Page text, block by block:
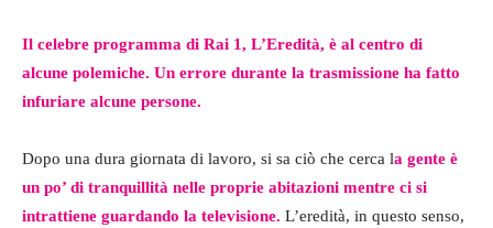
Il celebre programma di Rai 1, L’Eredità, è al centro di
alcune polemiche. Un errore durante la trasmissione ha fatto
infuriare alcune persone.
Dopo una dura giornata di lavoro, si sa ciò che cerca la gente è
un po’ di tranquillità nelle proprie abitazioni mentre ci si
intrattiene guardando la televisione. L’eredità, in questo senso,